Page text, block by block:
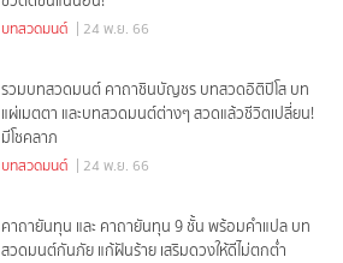
บทสวดมนต์ | 24 พ.ย. 66
รวมบทสวดมนต์ คาถาชินบัญชร บทสวดอิติปิโส บท
แผ่เมตตา และบทสวดมนต์ต่างๆ สวดแล้วชีวิตเปลี่ยน!
มีโชคลาภ
บทสวดมนต์ | 24 พ.ย. 66
คาถายันทุน และ คาถายันทุน 9 ชั้น พร้อมคำแปล บท
สวดมนต์กันภัย แก้ฝันร้าย เสริมดวงให้ดีไม่ตกต่ำ